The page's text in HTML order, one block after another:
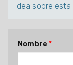
idea sobre esta
Nombre